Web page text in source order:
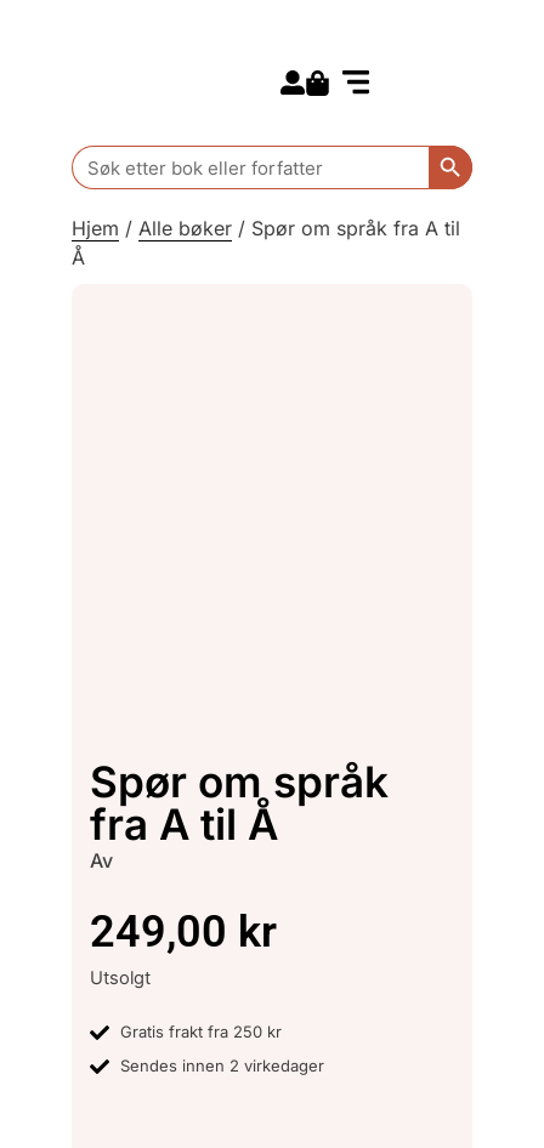
Search
for:
Search
Hjem / Alle bøker / Spør om språk fra A til
Å
Spør om språk
fra A til Å
Av
249,00 kr
Utsolgt
Gratis frakt fra 250 kr
Sendes innen 2 virkedager